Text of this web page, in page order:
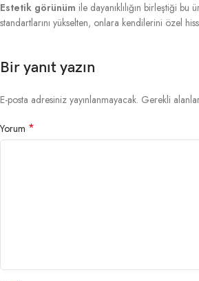
Estetik görünüm ile dayanıklılığın birleştiği
standartlarını yükselten, onlara kendilerini özel
Bir yanıt yazın
E-posta adresiniz yayınlanmayacak. Gerekli
Yorum *